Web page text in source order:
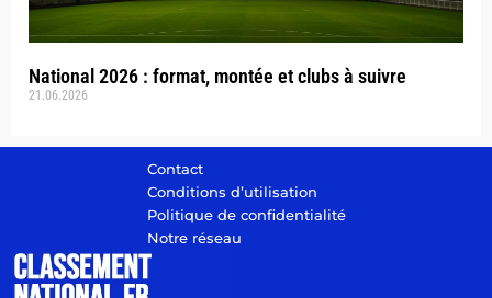
National 2026 : format, montée et clubs à suivre
21.06.2026
Contact
Conditions d’utilisation
Politique de confidentialité
Notre réseau